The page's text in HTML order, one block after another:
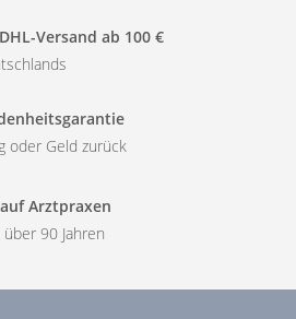
Versand ab 100 €
oder Geld zurück
Arztpraxen
90 Jahren